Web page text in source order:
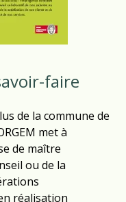
faire
de la commune de
met à
de maître
ou de la
réalisation